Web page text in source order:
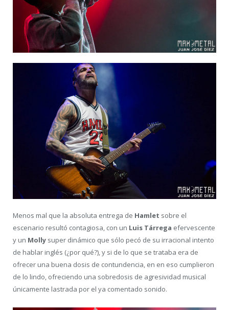
Menos mal que la absoluta entrega de Hamlet sobre el
escenario resultó contagiosa, con un Luis Tárrega efervescente
y un Molly super dinámico que sólo pecó de su irracional intento
de hablar inglés (¿por qué?), y si de lo que se trataba era de
ofrecer una buena dosis de contundencia, en en eso cumplieron
de lo lindo, ofreciendo una sobredosis de agresividad musical
únicamente lastrada por el ya comentado sonido.